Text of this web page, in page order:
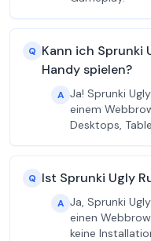
Q Kann ich Sprunki
Handy spielen?
A Ja! Sprunki
einem
Desktops,
Q Ist Sprunki Ugly
A Ja, Sprunki
einen
keine